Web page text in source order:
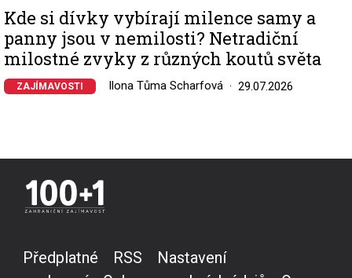
Kde si dívky vybírají milence samy a
panny jsou v nemilosti? Netradiční
milostné zvyky z různých koutů světa
ZAJÍMAVOSTI Ilona Tůma Scharfová 29.07.2026
Předplatné RSS
Nastavení